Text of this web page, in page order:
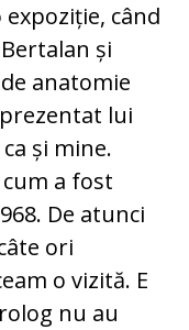
când
și
anatomie
lui
și mine.
a fost
De atunci
ori
o vizită. E
nu au